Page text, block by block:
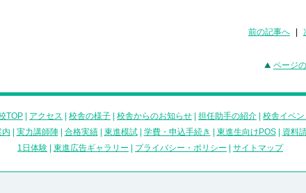
前の記事へ
ページ
TOP アクセス 校舎の様子 校舎からのお知らせ 担任助手の紹介
校舎イベ
内 実力講師陣| 合格実績| 東進模試| 学費・申込手続き 東進生向けPOS|
資料
1日体験
東進広告ギャラリー プライバシー・ポリシー サイトマップ